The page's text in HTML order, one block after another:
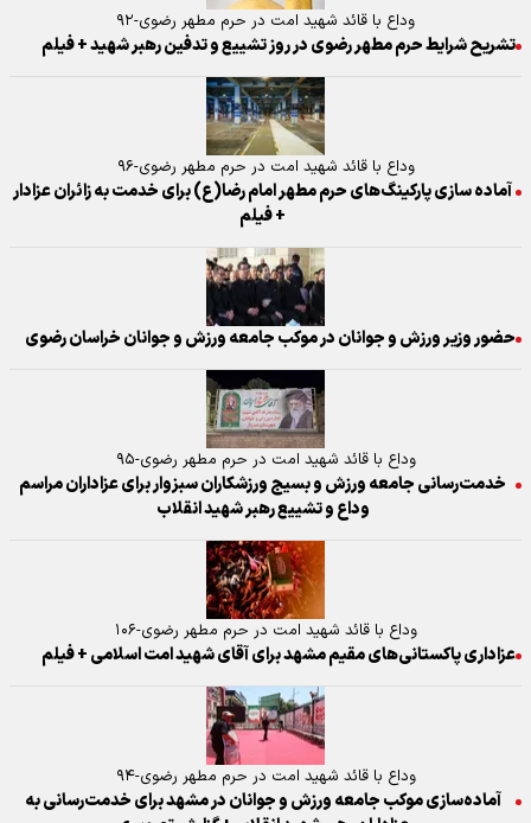
وداع با قائد شهید امت در حرم مطهر رضوی-۹۲
تشریح شرایط حرم مطهر رضوی در روز تشییع و تدفین رهبر شهید + فیلم
وداع با قائد شهید امت در حرم مطهر رضوی-۹۶
آماده سازی پارکینگ‌های حرم مطهر امام رضا(ع) برای خدمت به زائران عزادار
+ فیلم
حضور وزیر ورزش و جوانان در موکب جامعه ورزش و جوانان خراسان رضوی
وداع با قائد شهید امت در حرم مطهر رضوی-۹۵
خدمت‌رسانی جامعه ورزش و بسیج ورزشکاران سبزوار برای عزاداران مراسم
وداع و تشییع رهبر شهید انقلاب
وداع با قائد شهید امت در حرم مطهر رضوی-۱۰۶
عزاداری پاکستانی‌های مقیم مشهد برای آقای شهید امت اسلامی + فیلم
وداع با قائد شهید امت در حرم مطهر رضوی-۹۴
آماده‌سازی موکب جامعه ورزش و جوانان در مشهد برای خدمت‌رسانی به